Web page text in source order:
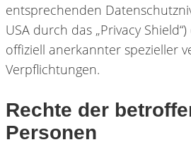
entsprechenden
USA durch das „Privacy
offiziell anerkannter spezieller
Verpflichtungen.
Rechte der
Personen